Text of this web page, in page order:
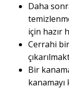
Daha
için hazır
Cerrahi
Bir